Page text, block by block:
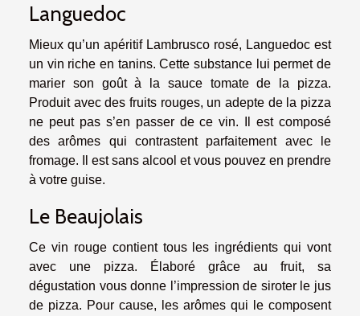
Languedoc
Mieux qu’un apéritif Lambrusco rosé, Languedoc est
un vin riche en tanins. Cette substance lui permet de
marier son goût à la sauce tomate de la pizza.
Produit avec des fruits rouges, un adepte de la pizza
ne peut pas s’en passer de ce vin. Il est composé
des arômes qui contrastent parfaitement avec le
fromage. Il est sans alcool et vous pouvez en prendre
à votre guise.
Le Beaujolais
Ce vin rouge contient tous les ingrédients qui vont
avec une pizza. Élaboré grâce au fruit, sa
dégustation vous donne l’impression de siroter le jus
de pizza. Pour cause, les arômes qui le composent